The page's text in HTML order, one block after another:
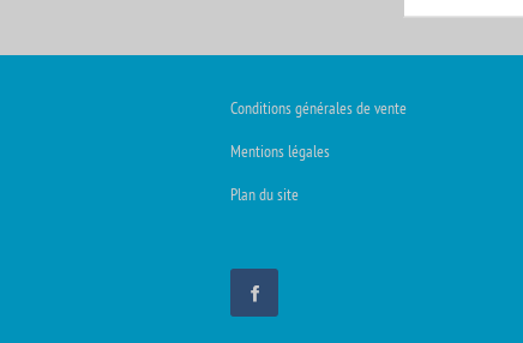
Conditions générales de vente
Mentions légales
Plan du site